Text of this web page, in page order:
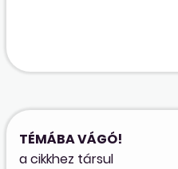
TÉMÁBA VÁGÓ!
a cikkhez társul